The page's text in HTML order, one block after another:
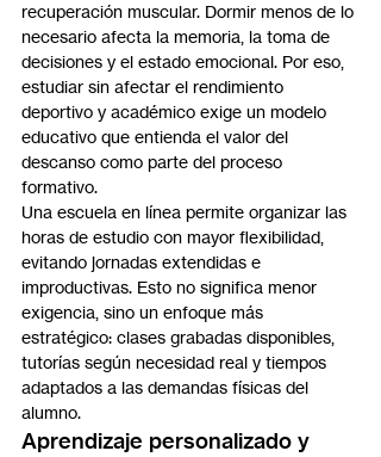
recuperación muscular. Dormir menos de lo
necesario afecta la memoria, la toma de
decisiones y el estado emocional. Por eso,
estudiar sin afectar el rendimiento
deportivo y académico exige un modelo
educativo que entienda el valor del
descanso como parte del proceso
formativo.
Una escuela en línea permite organizar las
horas de estudio con mayor flexibilidad,
evitando jornadas extendidas e
improductivas. Esto no significa menor
exigencia, sino un enfoque más
estratégico: clases grabadas disponibles,
tutorías según necesidad real y tiempos
adaptados a las demandas físicas del
alumno.
Aprendizaje personalizado y